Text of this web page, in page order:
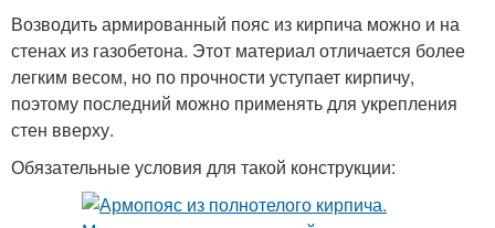
Возводить армированный пояс из кирпича можно и на
стенах из газобетона. Этот материал отличается более
легким весом, но по прочности уступает кирпичу,
поэтому последний можно применять для укрепления
стен вверху.
Обязательные условия для такой конструкции: